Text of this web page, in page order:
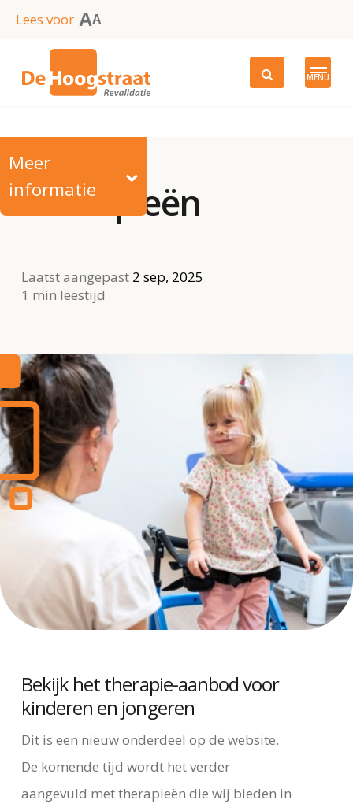
SkipLees voor AA
MENU
Meer
informatie
Therapieën
Laatst aangepast 2 sep, 2025
1 min leestijd
Bekijk het therapie-aanbod voor
kinderen en jongeren
Dit is een nieuw onderdeel op de website.
De komende tijd wordt het verder
aangevuld met therapieën die wij bieden in